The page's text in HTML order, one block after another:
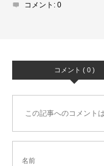
コメント: 0
コメント ( 0 )
この記事へのコメント
名前